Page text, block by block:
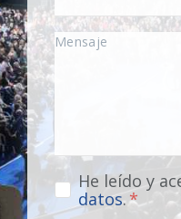
He leído y
datos.